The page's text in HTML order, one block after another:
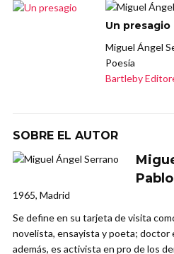
Un presagio
Miguel Ángel
Poesía
Bartleby
SOBRE EL AUTOR
Pablo
1965, Madrid
Se define en su tarjeta de visita
novelista, ensayista y poeta; doctor
además, es activista en pro de los